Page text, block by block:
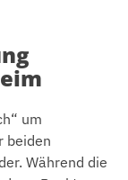
um
beiden
Während die